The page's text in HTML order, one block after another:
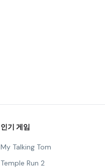
인기 게임
My Talking Tom
Temple Run 2